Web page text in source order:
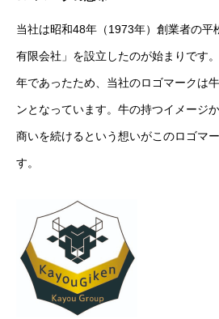
会社概要
募集要項
新卒採用エントリー
先輩の声
社員データ
メッセージ
中途採用エントリー
当社は昭和48年（1973年）創業者の平
有限会社」を設立したのが始まりです
年であったため、当社のロゴマークは
ンとなっています。牛の持つイメージ
商いを続けるという想いがこのロゴマ
す。